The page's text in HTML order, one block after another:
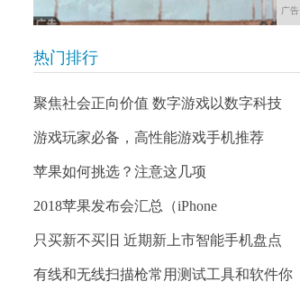
广告
热门排行
聚焦社会正向价值 数字游戏以数字科技
游戏玩家必备，高性能游戏手机推荐
苹果如何挑选？注意这几项
2018苹果发布会汇总（iPhone
只买新不买旧 近期新上市智能手机盘点
有线和无线扫描枪常用测试工具和软件你